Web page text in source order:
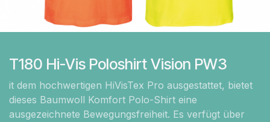
T180 Hi-Vis Poloshirt Vision PW3
it dem hochwertigen HiVisTex Pro ausgestattet, bietet
dieses Baumwoll Komfort Polo-Shirt eine
ausgezeichnete Bewegungsfreiheit. Es verfügt über